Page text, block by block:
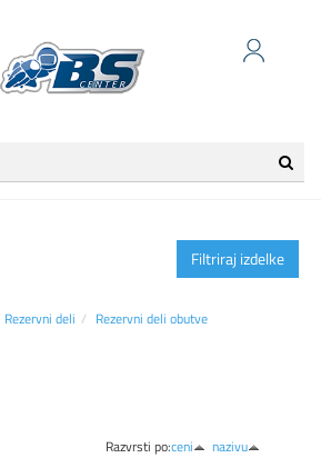
Filtriraj izdelke
Rezervni deli Rezervni deli obutve
Razvrsti po:ceni nazivu